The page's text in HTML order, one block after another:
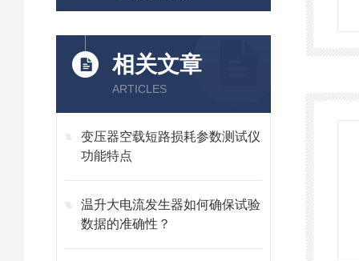
相关文章
ARTICLES
变压器空载短路损耗参数测试仪
功能特点
温升大电流发生器如何确保试验
数据的准确性？